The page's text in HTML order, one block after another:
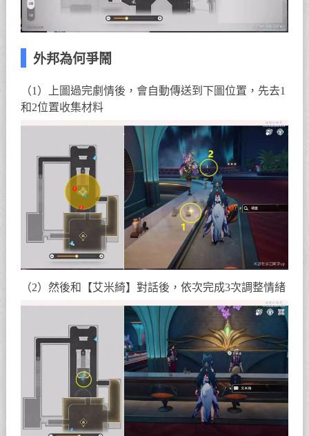
外邦為何爭鬧
（1）上圖過完劇情後，會自動傳送到下圖位置，先去1
和2位置收集材料
（2）然後和【艾米綺】對話後，依次完成3次調整情緒